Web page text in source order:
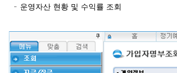
운영자산 현황 및 수익률 조회